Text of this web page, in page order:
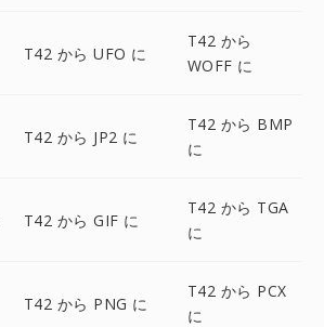
T42 から UFO に
T42 から
WOFF に
T42 から JP2 に
T42 から BMP
に
T42 から GIF に
T42 から TGA
に
T42 から PNG に
T42 から PCX
に